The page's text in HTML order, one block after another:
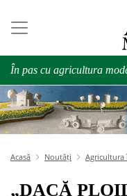
În pas cu agricultura
Acasă Noutăți
„DACĂ